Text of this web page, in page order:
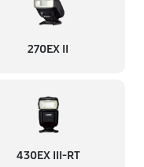
270EX II
430EX III-RT